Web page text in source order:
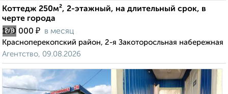
2/8
Коттедж 250м², 2-этажный, на длительный срок, в
черте города
100 000 ₽ в месяц
Красноперекопский район, 2-я Закоторосльная набережная
Агентство, 09.08.2026